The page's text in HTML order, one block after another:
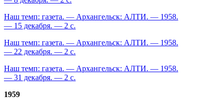
Наш темп: газета. — Архангельск: АЛТИ. — 1958.
— 15 декабря. — 2 с.
Наш темп: газета. — Архангельск: АЛТИ. — 1958.
— 22 декабря. — 2 с.
Наш темп: газета. — Архангельск: АЛТИ. — 1958.
— 31 декабря. — 2 с.
1959